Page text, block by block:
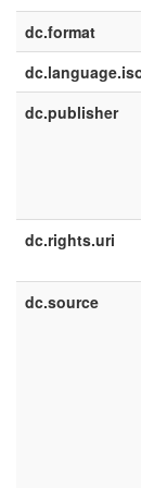
dc.format
dc.publisher
dc.rights.uri
dc.source